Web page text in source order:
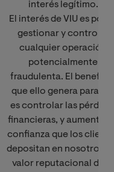
interés legítimo.
El interés de VIU es
gestionar y controlar
cualquier operación
potencialmente
fraudulenta. El
que ello genera para
es controlar las
financieras, y aumentar
confianza que los
depositan en nosotros y
valor reputacional de la